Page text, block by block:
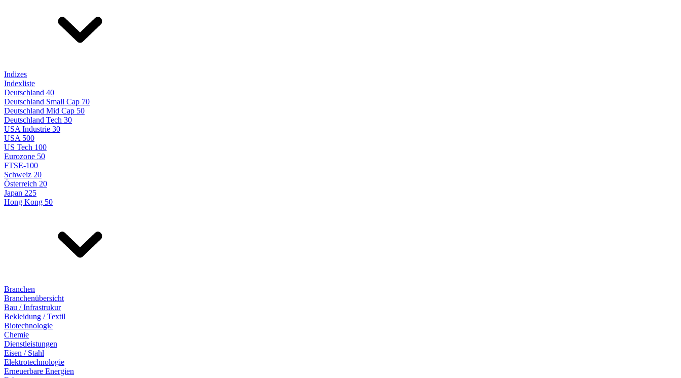
Indizes
Indexliste
Deutschland 40
Deutschland Small Cap 70
Deutschland Mid Cap 50
Deutschland Tech 30
USA Industrie 30
USA 500
US Tech 100
Eurozone 50
FTSE-100
Schweiz 20
Österreich 20
Japan 225
Hong Kong 50
Branchen
Branchenübersicht
Bau / Infrastrukur
Bekleidung / Textil
Biotechnologie
Chemie
Dienstleistungen
Eisen / Stahl
Elektrotechnologie
Erneuerbare Energien